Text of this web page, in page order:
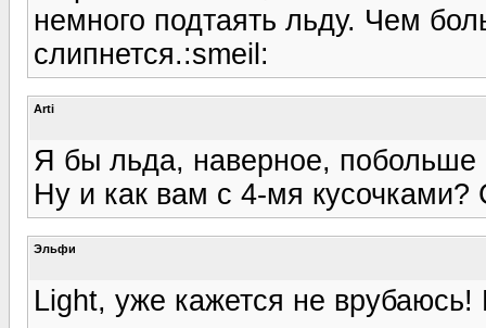
немного подтаять льду. Чем
слипнется.:smeil:
Arti
Я бы льда, наверное,
Ну и как вам с 4-мя кусочками?
Эльфи
Light, уже кажется не